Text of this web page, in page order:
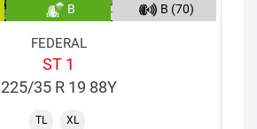
B B (70)
FEDERAL
ST 1
225/35 R 19 88Y
TL XL